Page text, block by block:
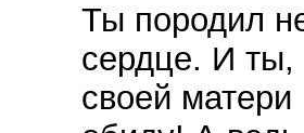
Ты породил
сердце. И ты,
своей